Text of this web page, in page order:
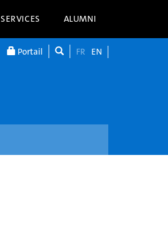
SERVICES ALUMNI
Portail FR EN